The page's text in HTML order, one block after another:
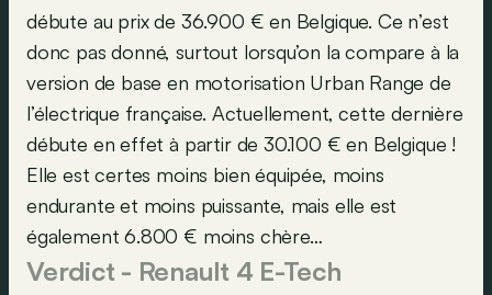
débute au prix de 36.900 € en Belgique. Ce n’est
donc pas donné, surtout lorsqu’on la compare à la
version de base en motorisation Urban Range de
l’électrique française. Actuellement, cette dernière
débute en effet à partir de 30.100 € en Belgique !
Elle est certes moins bien équipée, moins
endurante et moins puissante, mais elle est
également 6.800 € moins chère…
Verdict - Renault 4 E-Tech